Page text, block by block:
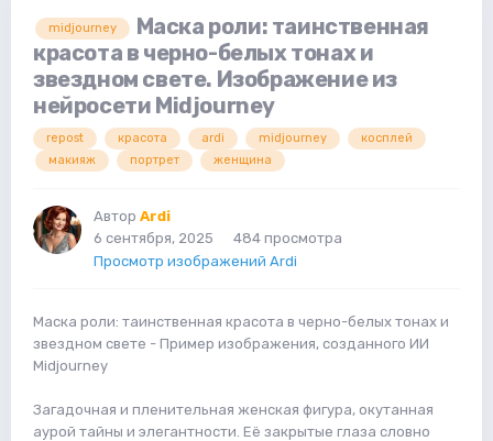
midjourney
Маска роли: таинственная
красота в черно-белых тонах и
звездном свете. Изображение из
нейросети Midjourney
repost красота ardi midjourney
косплей
макияж
портрет женщина
Автор Ardi
6 сентября, 2025
484 просмотра
Просмотр изображений Ardi
Маска роли: таинственная красота в черно-белых тонах и
звездном свете - Пример изображения, созданного ИИ
Midjourney
Загадочная и пленительная женская фигура, окутанная
аурой тайны и элегантности. Её закрытые глаза словно